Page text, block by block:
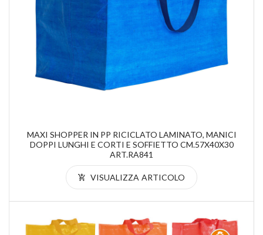
MAXI SHOPPER IN PP RICICLATO LAMINATO, MANICI
DOPPI LUNGHI E CORTI E SOFFIETTO CM.57X40X30
ART.RA841
VISUALIZZA ARTICOLO